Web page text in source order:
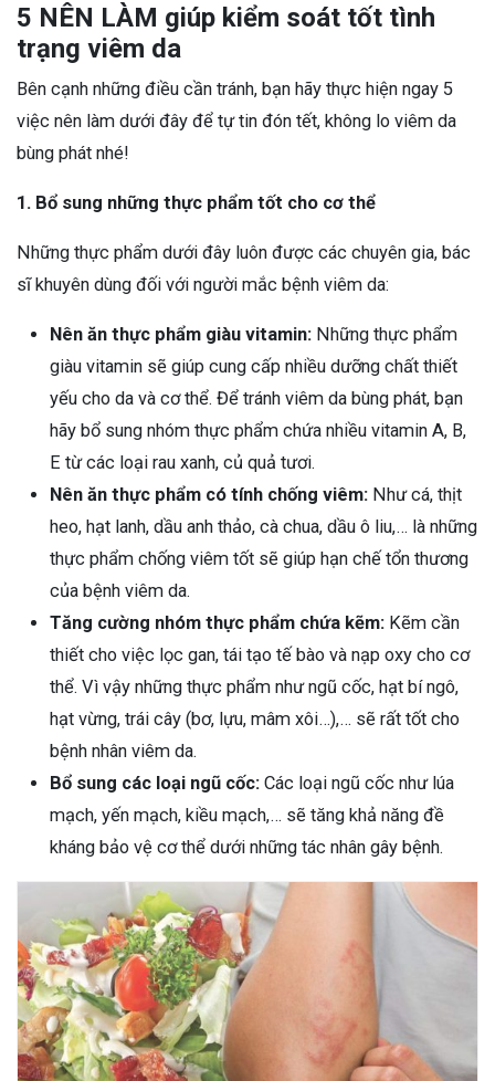
5 NÊN LÀM giúp kiểm soát tốt tình
trạng viêm da
Bên cạnh những điều cần tránh, bạn hãy thực hiện ngay 5
việc nên làm dưới đây để tự tin đón tết, không lo viêm da
bùng phát nhé!
1. Bổ sung những thực phẩm tốt cho cơ thể
Những thực phẩm dưới đây luôn được các chuyên gia, bác
sĩ khuyên dùng đối với người mắc bệnh viêm da:
Nên ăn thực phẩm giàu vitamin: Những thực phẩm
giàu vitamin sẽ giúp cung cấp nhiều dưỡng chất thiết
yếu cho da và cơ thể. Để tránh viêm da bùng phát, bạn
hãy bổ sung nhóm thực phẩm chứa nhiều vitamin A, B,
E từ các loại rau xanh, củ quả tươi.
Nên ăn thực phẩm có tính chống viêm: Như cá, thịt
heo, hạt lanh, dầu anh thảo, cà chua, dầu ô liu,… là những
thực phẩm chống viêm tốt sẽ giúp hạn chế tổn thương
của bệnh viêm da.
Tăng cường nhóm thực phẩm chứa kẽm: Kẽm cần
thiết cho việc lọc gan, tái tạo tế bào và nạp oxy cho cơ
thể. Vì vậy những thực phẩm như ngũ cốc, hạt bí ngô,
hạt vừng, trái cây (bơ, lựu, mâm xôi…),… sẽ rất tốt cho
bệnh nhân viêm da.
Bổ sung các loại ngũ cốc: Các loại ngũ cốc như lúa
mạch, yến mạch, kiều mạch,… sẽ tăng khả năng đề
kháng bảo vệ cơ thể dưới những tác nhân gây bệnh.